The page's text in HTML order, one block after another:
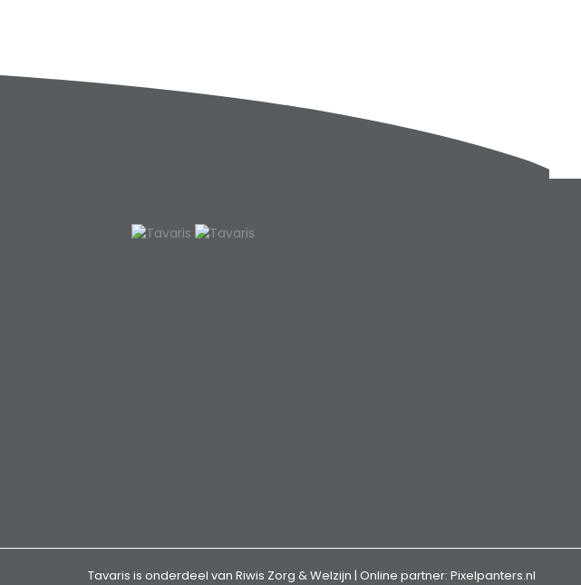
Tavaris is onderdeel van Riwis Zorg & Welzijn | Online partner: Pixelpanters.nl